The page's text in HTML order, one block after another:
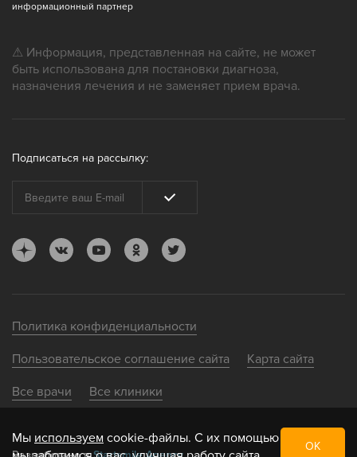
информационный партнер
⚠ Информация, представленная на сайте, не может
быть использована для постановки диагноза,
назначения лечения и не заменяет прием врача.
Подписаться на рассылку:
Политика конфиденциальности
Пользовательское соглашение сайта Карта сайта
Все врачи Все клиники
Мы используем cookie-файлы. С их помощью
ОК